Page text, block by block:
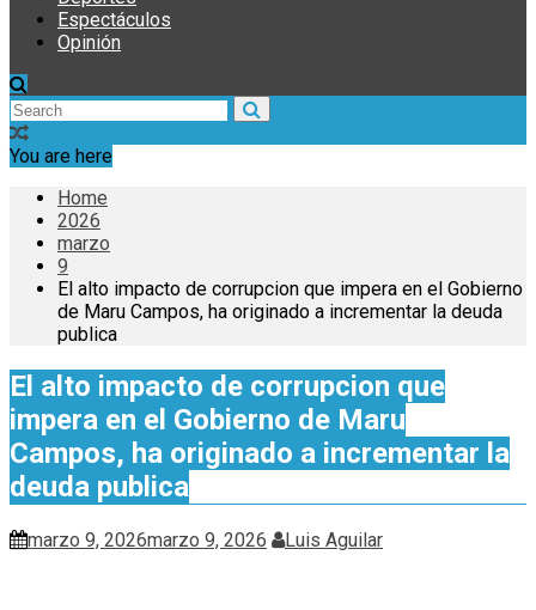
Espectáculos
Opinión
You are here
Home
2026
marzo
9
El alto impacto de corrupcion que impera en el Gobierno
de Maru Campos, ha originado a incrementar la deuda
publica
El alto impacto de corrupcion que
impera en el Gobierno de Maru
Campos, ha originado a incrementar la
deuda publica
marzo 9, 2026marzo 9, 2026 Luis Aguilar